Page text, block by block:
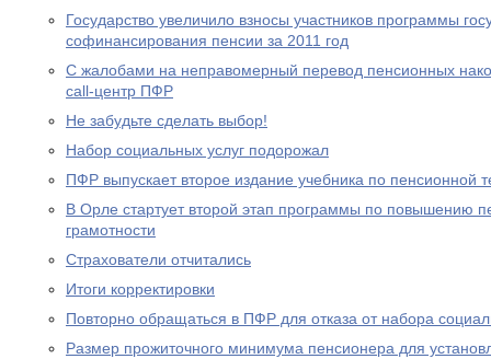
Государство увеличило взносы участников программы
софинансирования пенсии за 2011 год
С жалобами на неправомерный перевод пенсионных
call-центр ПФР
Не забудьте сделать выбор!
Набор социальных услуг подорожал
ПФР выпускает второе издание учебника по пенсионной
В Орле стартует второй этап программы по повышению
грамотности
Страхователи отчитались
Итоги корректировки
Повторно обращаться в ПФР для отказа от набора
Размер прожиточного минимума пенсионера для